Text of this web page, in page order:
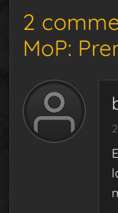
2
MoP: